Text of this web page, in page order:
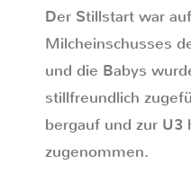
Der Stillstart war
Milcheinschusses
und die Babys
stillfreundlich
bergauf und zur U3
zugenommen.